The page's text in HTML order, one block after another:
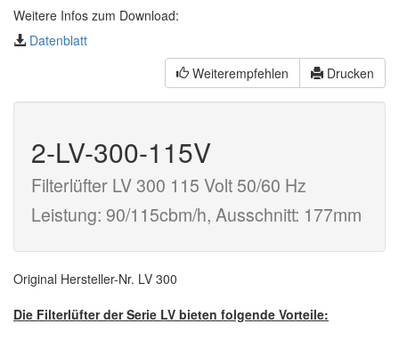
Weitere Infos zum Download:
Datenblatt
Weiterempfehlen
Drucken
2-LV-300-115V
Filterlüfter LV 300 115 Volt 50/60 Hz
Leistung: 90/115cbm/h, Ausschnitt: 177mm
Original Hersteller-Nr. LV 300
Die Filterlüfter der Serie LV bieten folgende Vorteile: